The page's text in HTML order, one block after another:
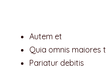
Autem et
Quia omnis maiores
Pariatur debitis